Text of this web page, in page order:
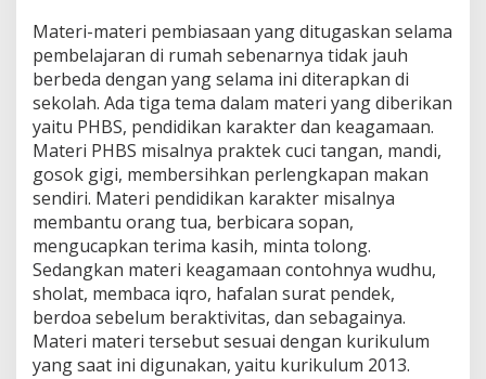
Materi-materi pembiasaan yang ditugaskan selama
pembelajaran di rumah sebenarnya tidak jauh
berbeda dengan yang selama ini diterapkan di
sekolah. Ada tiga tema dalam materi yang diberikan
yaitu PHBS, pendidikan karakter dan keagamaan.
Materi PHBS misalnya praktek cuci tangan, mandi,
gosok gigi, membersihkan perlengkapan makan
sendiri. Materi pendidikan karakter misalnya
membantu orang tua, berbicara sopan,
mengucapkan terima kasih, minta tolong.
Sedangkan materi keagamaan contohnya wudhu,
sholat, membaca iqro, hafalan surat pendek,
berdoa sebelum beraktivitas, dan sebagainya.
Materi materi tersebut sesuai dengan kurikulum
yang saat ini digunakan, yaitu kurikulum 2013.